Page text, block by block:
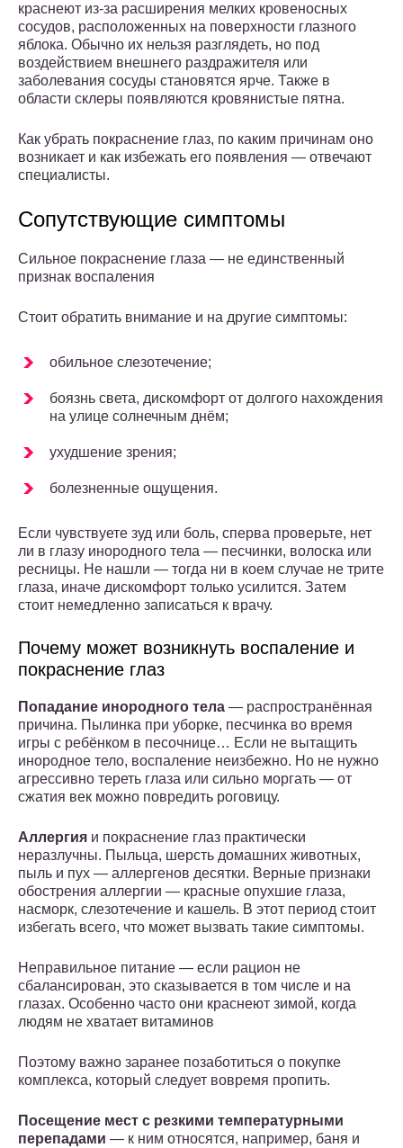
краснеют из-за расширения мелких кровеносных
сосудов, расположенных на поверхности глазного
яблока. Обычно их нельзя разглядеть, но под
воздействием внешнего раздражителя или
заболевания сосуды становятся ярче. Также в
области склеры появляются кровянистые пятна.
Как убрать покраснение глаз, по каким причинам оно
возникает и как избежать его появления — отвечают
специалисты.
Сопутствующие симптомы
Сильное покраснение глаза — не единственный
признак воспаления
Стоит обратить внимание и на другие симптомы:
обильное слезотечение;
боязнь света, дискомфорт от долгого нахождения
на улице солнечным днём;
ухудшение зрения;
болезненные ощущения.
Если чувствуете зуд или боль, сперва проверьте, нет
ли в глазу инородного тела — песчинки, волоска или
ресницы. Не нашли — тогда ни в коем случае не трите
глаза, иначе дискомфорт только усилится. Затем
стоит немедленно записаться к врачу.
Почему может возникнуть воспаление и
покраснение глаз
Попадание инородного тела — распространённая
причина. Пылинка при уборке, песчинка во время
игры с ребёнком в песочнице… Если не вытащить
инородное тело, воспаление неизбежно. Но не нужно
агрессивно тереть глаза или сильно моргать — от
сжатия век можно повредить роговицу.
Аллергия и покраснение глаз практически
неразлучны. Пыльца, шерсть домашних животных,
пыль и пух — аллергенов десятки. Верные признаки
обострения аллергии — красные опухшие глаза,
насморк, слезотечение и кашель. В этот период стоит
избегать всего, что может вызвать такие симптомы.
Неправильное питание — если рацион не
сбалансирован, это сказывается в том числе и на
глазах. Особенно часто они краснеют зимой, когда
людям не хватает витаминов
Поэтому важно заранее позаботиться о покупке
комплекса, который следует вовремя пропить.
Посещение мест с резкими температурными
перепадами — к ним относятся, например, баня и